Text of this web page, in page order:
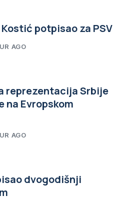
potpisao za PSV
AGO
reprezentacija Srbije
na Evropskom
AGO
dvogodišnji